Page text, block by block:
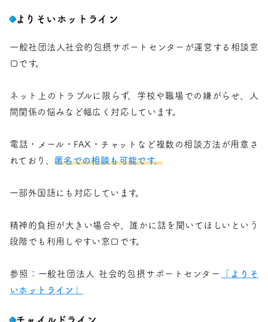
よりそいホットライン
一般社団法人社会的包摂サポートセンターが運営する相談窓
口です。
ネット上のトラブルに限らず、学校や職場での嫌がらせ、人
間関係の悩みなど幅広く対応しています。
電話・メール・FAX・チャットなど複数の相談方法が用意さ
れており、 匿名での相談も可能です。
一部外国語にも対応しています。
精神的負担が大きい場合や、誰かに話を聞いてほしいという
段階でも利用しやすい窓口です。
参照：一般社団法人 社会的包摂サポートセンター
「よりそ
いホットライン」
チャイルドライン